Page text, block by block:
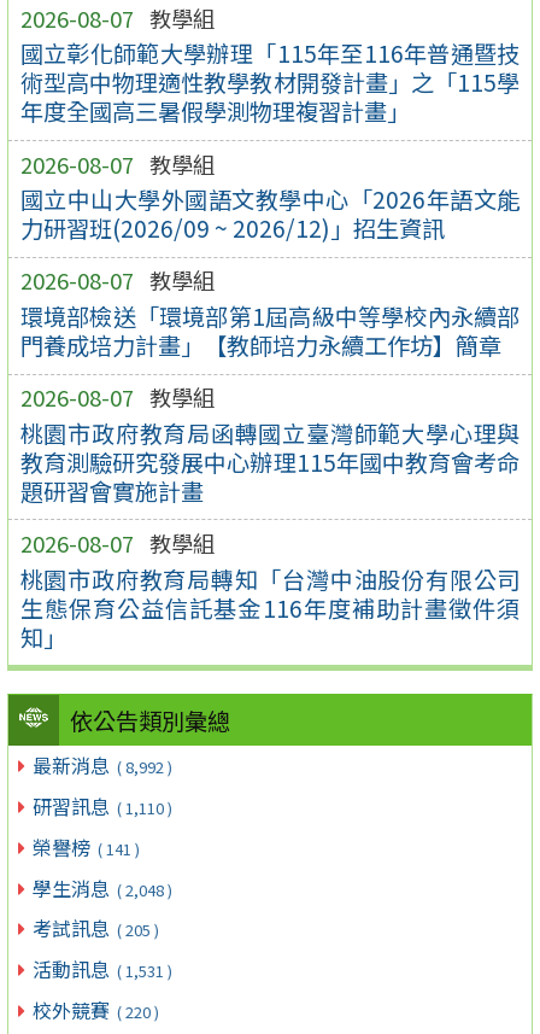
2026-08-07 教學組
國立彰化師範大學辦理「115年至116年普通暨技
術型高中物理適性教學教材開發計畫」之「115學
年度全國高三暑假學測物理複習計畫」
2026-08-07 教學組
國立中山大學外國語文教學中心「2026年語文能
力研習班(2026/09 ~ 2026/12)」招生資訊
2026-08-07 教學組
環境部檢送「環境部第1屆高級中等學校內永續部
門養成培力計畫」【教師培力永續工作坊】簡章
2026-08-07 教學組
桃園市政府教育局函轉國立臺灣師範大學心理與
教育測驗研究發展中心辦理115年國中教育會考命
題研習會實施計畫
2026-08-07 教學組
桃園市政府教育局轉知「台灣中油股份有限公司
生態保育公益信託基金116年度補助計畫徵件須
知」
依公告類別彙總
最新消息 ( 8,992 )
研習訊息 ( 1,110 )
榮譽榜 ( 141 )
學生消息 ( 2,048 )
考試訊息 ( 205 )
活動訊息 ( 1,531 )
校外競賽 ( 220 )